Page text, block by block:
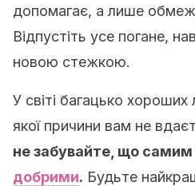
допомагає, а лише
Відпустіть усе погане,
новою стежкою.
У світі багацько
якої причини вам не
не забувайте, що
добрими. Будьте